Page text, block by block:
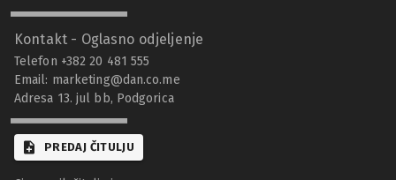
Kontakt - Oglasno odjeljenje
Telefon +382 20 481 555
Email: marketing@dan.co.me
Adresa 13. jul bb, Podgorica
PREDAJ ČITULJU